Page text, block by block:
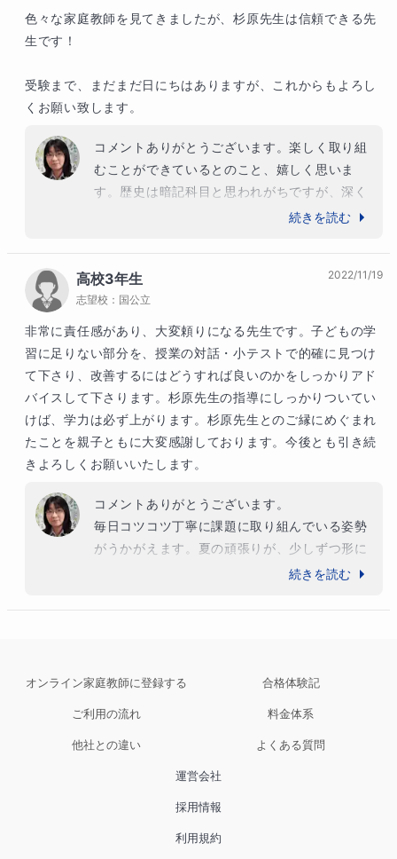
色々な家庭教師を見てきましたが、杉原先生は信頼できる先
生です！
受験まで、まだまだ日にちはありますが、これからもよろし
くお願い致します。
コメントありがとうございます。楽しく取り組
むことができているとのこと、嬉しく思いま
す。歴史は暗記科目と思われがちですが、深く
考えながら取り組むと様々な発見があり、楽し
事件がおきた？」など考察しながら授業を展開
しますので、疑問点などあればどんどん質問し
てくださいね。今後も宜しくお願い致します。
続きを読む
高校3年生
志望校： 国公立
2022/11/19
非常に責任感があり、大変頼りになる先生です。子どもの学
習に足りない部分を、授業の対話・小テストで的確に見つけ
て下さり、改善するにはどうすれば良いのかをしっかりアド
バイスして下さります。杉原先生の指導にしっかりついてい
けば、学力は必ず上がります。杉原先生とのご縁にめぐまれ
たことを親子ともに大変感謝しております。今後とも引き続
きよろしくお願いいたします。
コメントありがとうございます。
毎日コツコツ丁寧に課題に取り組んでいる姿勢
がうかがえます。夏の頑張りが、少しずつ形に
なってきましたね。最後まで精一杯フォローし
す。
続きを読む
オンライン家庭教師に登録する 合格体験記
ご利用の流れ 料金体系
他社との違い よくある質問
運営会社
採用情報
利用規約